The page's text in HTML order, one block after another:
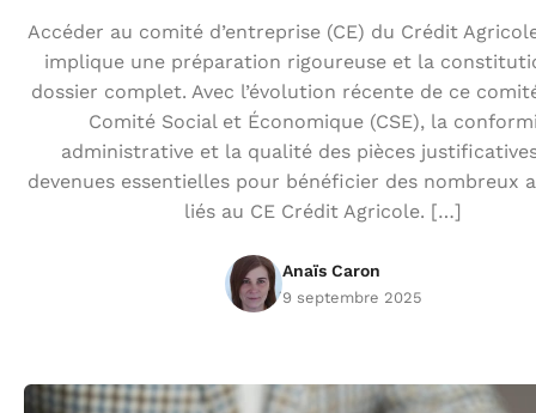
Accéder au comité d’entreprise (CE) du Crédit
implique une préparation rigoureuse et la
dossier complet. Avec l’évolution récente de ce
Comité Social et Économique (CSE), la
administrative et la qualité des pièces
devenues essentielles pour bénéficier des nombreux
liés au CE Crédit Agricole. […]
Anaïs Caron
9 septembre 2025